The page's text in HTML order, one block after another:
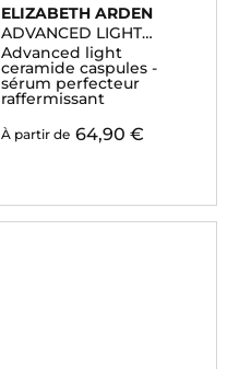
ELIZABETH ARDEN
ADVANCED LIGHT
CERAMIDE CAPSULES
Advanced light
ceramide caspules -
sérum perfecteur
raffermissant
À partir de 64,90 €